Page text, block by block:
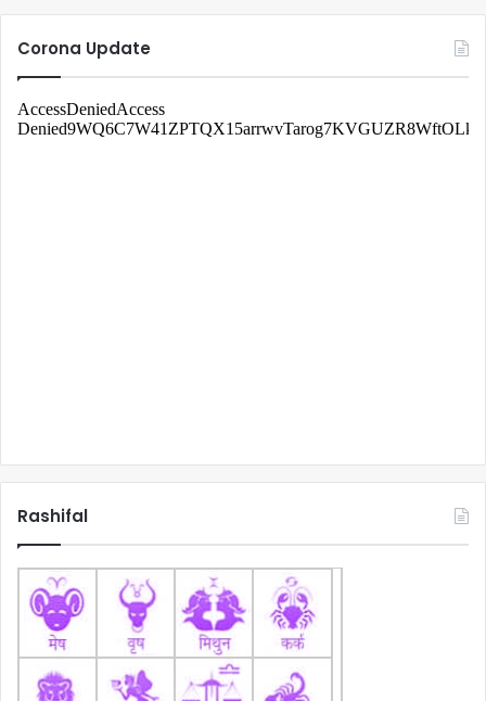
Corona Update
Rashifal